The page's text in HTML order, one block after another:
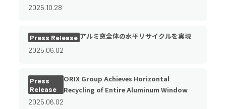
2025.10.28
Press Release
2025.06.02
アルミ窓全体の水平リサイクルを実現
Press
Release
2025.06.02
ORIX Group Achieves Horizontal
Recycling of Entire Aluminum Window